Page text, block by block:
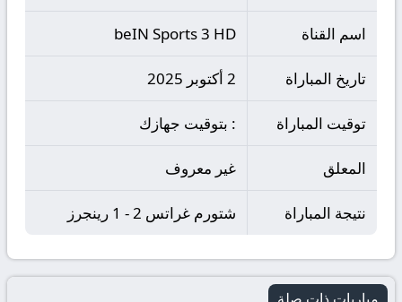
اسم القناة beIN Sports 3 HD
تاريخ المباراة 2 أكتوبر 2025
توقيت المباراة : بتوقيت جهازك
المعلق غير معروف
نتيجة المباراة شتورم غراتس 2 - 1 رينجرز